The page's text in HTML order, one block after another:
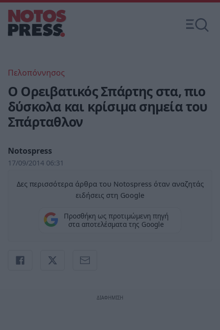
Πελοπόννησος
Ο Ορειβατικός Σπάρτης στα, πιο
δύσκολα και κρίσιμα σημεία του
Σπάρταθλον
Notospress
17/09/2014 06:31
Δες περισσότερα άρθρα του Notospress όταν αναζητάς
ειδήσεις στη Google
Προσθήκη ως προτιμώμενη πηγή
στα αποτελέσματα της Google